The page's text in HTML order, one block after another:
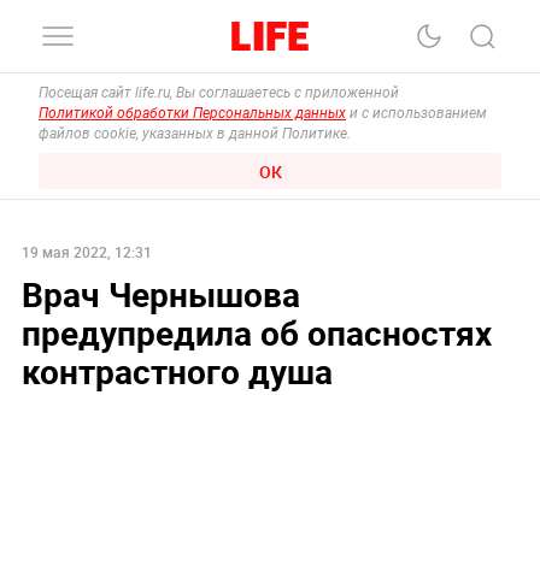
Посещая сайт life.ru, Вы соглашаетесь с приложенной
Политикой обработки Персональных данных и с использованием
файлов cookie, указанных в данной Политике.
ОК
19 мая 2022, 12:31
Врач Чернышова
предупредила об опасностях
контрастного душа